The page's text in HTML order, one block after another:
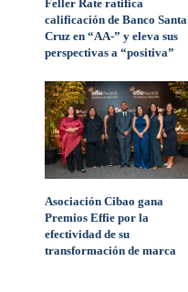
Feller Rate ratifica
calificación de Banco Santa
Cruz en “AA-” y eleva sus
perspectivas a “positiva”
Asociación Cibao gana
Premios Effie por la
efectividad de su
transformación de marca